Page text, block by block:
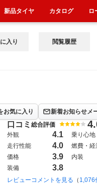
入り 閲覧履歴
お気に入り 新着お知らせメ
年10月~2010年12月（500）
口コミ 総合評価
外観 4.1 乗り心地
走行性能 4.0 燃費・経
価格 3.9 内装
装備 3.8
レビューコメントを見る （ 1,076
新品タイヤ カタログ ロ